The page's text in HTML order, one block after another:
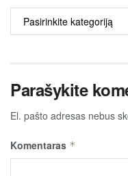
ALKO
TURINYS
Parašykite
El. pašto adresas nebus
Komentaras *